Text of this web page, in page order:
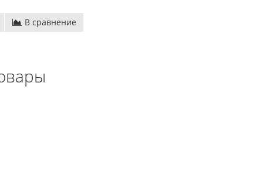
В сравнение